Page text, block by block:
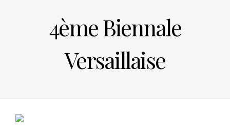
4ème Biennale
Versaillaise